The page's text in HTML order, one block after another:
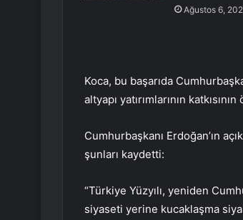
Ağustos 6,
Koca, bu başarıda
altyapı yatırımlarının
Cumhurbaşkanı Erdoğan’ın
şunları kaydetti:
“Türkiye Yüzyılı, yeniden
siyaseti yerine kucaklaşma